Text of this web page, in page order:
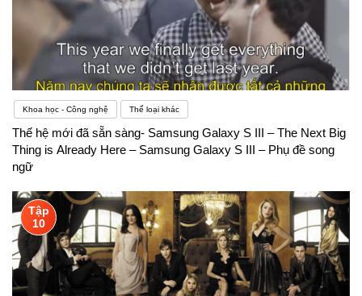
Khoa học - Công nghệ Thể loại khác
Thế hệ mới đã sẵn sàng- Samsung Galaxy S III – The Next Big
Thing is Already Here – Samsung Galaxy S III – Phụ đề song
ngữ
Tập
10